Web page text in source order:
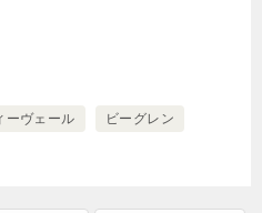
ーヴェール ビーグレン